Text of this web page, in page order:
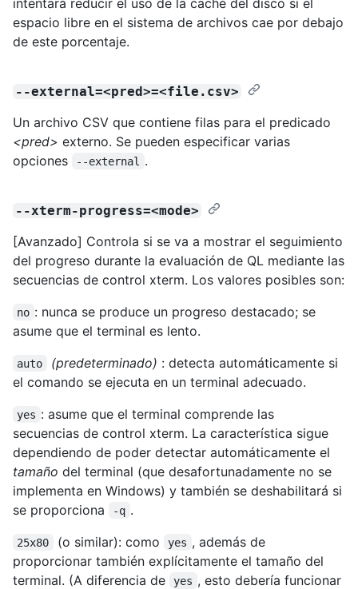
espacio libre en el sistema de archivos cae por debajo
de este porcentaje.
--external=<pred>=<file.csv>
Un archivo CSV que contiene filas para el predicado
<pred> externo. Se pueden especificar varias
opciones
--external .
--xterm-progress=<mode>
[Avanzado] Controla si se va a mostrar el seguimiento
del progreso durante la evaluación de QL mediante las
secuencias de control xterm. Los valores posibles son:
no : nunca se produce un progreso destacado; se
asume que el terminal es lento.
auto (predeterminado) : detecta automáticamente si
el comando se ejecuta en un terminal adecuado.
yes : asume que el terminal comprende las
secuencias de control xterm. La característica sigue
dependiendo de poder detectar automáticamente el
tamaño del terminal (que desafortunadamente no se
implementa en Windows) y también se deshabilitará si
se proporciona
-q .
25x80 (o similar): como yes , además de
proporcionar también explícitamente el tamaño del
terminal. (A diferencia de
yes , esto debería funcionar